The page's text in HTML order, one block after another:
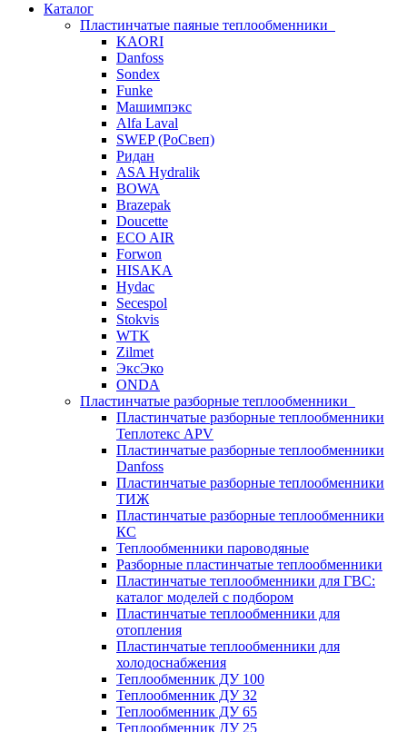
Каталог
Пластинчатые паяные теплообменники
KAORI
Danfoss
Sondex
Funke
Машимпэкс
Alfa Laval
SWEP (РоСвеп)
Ридан
ASA Hydralik
BOWA
Brazepak
Doucette
ECO AIR
Forwon
HISAKA
Hydac
Secespol
Stokvis
WTK
Zilmet
ЭксЭко
ONDA
Пластинчатые разборные теплообменники
Пластинчатые разборные теплообменники
Теплотекс APV
Пластинчатые разборные теплообменники
Danfoss
Пластинчатые разборные теплообменники
ТИЖ
Пластинчатые разборные теплообменники
КC
Теплообменники пароводяные
Разборные пластинчатые теплообменники
Пластинчатые теплообменники для ГВС:
каталог моделей с подбором
Пластинчатые теплообменники для
отопления
Пластинчатые теплообменники для
холодоснабжения
Теплообменник ДУ 100
Теплообменник ДУ 32
Теплообменник ДУ 65
Теплообменник ДУ 25